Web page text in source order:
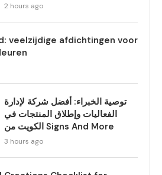
2 hours ago
veelzijdige afdichtingen voor
توصية الخبراء: أفضل شركة لإدارة
الفعاليات وإطلاق المنتجات في
الكويت من Signs And More
3 hours ago